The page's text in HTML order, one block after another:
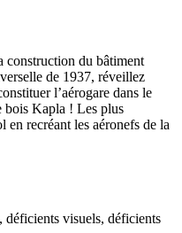
construction du bâtiment
de 1937, réveillez
l’aérogare dans le
bois Kapla ! Les plus
en recréant les aéronefs de la
déficients visuels, déficients